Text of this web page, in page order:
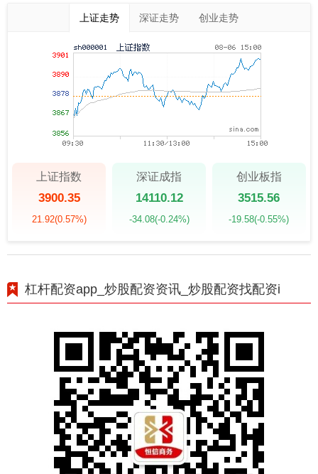
上证走势 深证走势 创业走势
上证指数
3900.35
21.92(0.57%)
深证成指
14110.12
-34.08(-0.24%)
创业板指
3515.56
-19.58(-0.55%)
杠杆配资app_炒股配资资讯_炒股配资找配资i